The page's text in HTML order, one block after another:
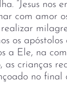
“Jesus nos
com amor
realizar
os apóstolos
a Ele, na
as crianças
no final